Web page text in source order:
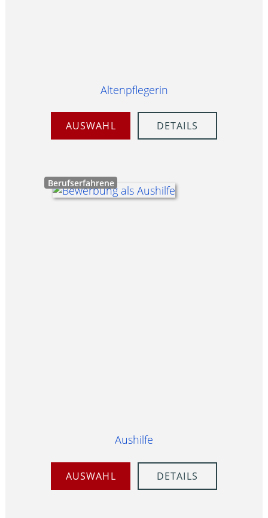
Altenpflegerin
AUSWAHL DETAILS
Berufserfahrene
Aushilfe
AUSWAHL DETAILS